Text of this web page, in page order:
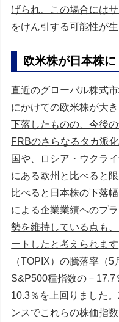
げられ、この場合には
をけん引する可能性が
欧米株が日本株に
直近のグローバル株式
にかけての欧米株が大
下落したものの、今後
FRBのさらなるタカ派
国や、ロシア・ウクラ
にある欧州と比べると
比べると日本株の下落
による企業業績へのプ
勢を維持している点も
ートしたと考えられます
（TOPIX）の騰落率（5
S&P500種指数の－17.7
10.3％を上回りました
ンスでこれらの株価指